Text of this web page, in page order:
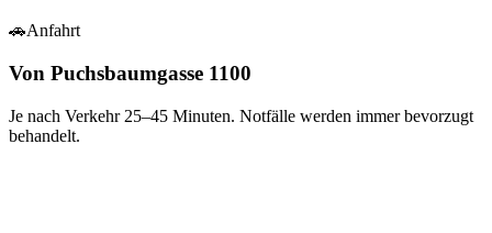
🚗Anfahrt
Von Puchsbaumgasse 1100
Je nach Verkehr 25–45 Minuten. Notfälle werden immer bevorzugt
behandelt.